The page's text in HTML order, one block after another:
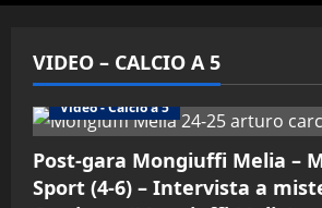
VIDEO – CALCIO A 5
Video - Calcio a 5
Post-gara Mongiuffi Melia –
Sport (4-6) – Intervista a